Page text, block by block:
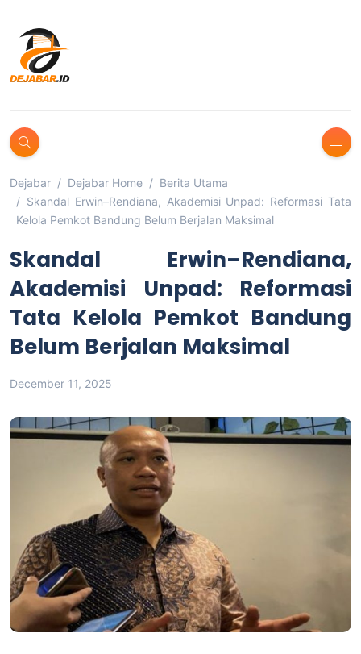
Dejabar Dejabar Home
Berita Utama
Skandal Erwin–Rendiana, Akademisi Unpad: Reformasi Tata
Kelola Pemkot Bandung Belum Berjalan Maksimal
Skandal Erwin–Rendiana,
Akademisi Unpad: Reformasi
Tata Kelola Pemkot Bandung
Belum Berjalan Maksimal
December 11, 2025